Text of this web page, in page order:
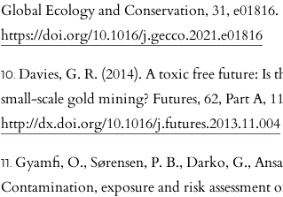
Global Ecology and Conservation, 31, e01816.
https://doi.org/10.1016/j.gecco.2021.e01816
Davies, G. R. (2014). A toxic free future: Is
small-scale gold mining? Futures, 62, Part A,
http://dx.doi.org/10.1016/j.futures.2013.11.004
Gyamfi, O., Sørensen, P. B., Darko, G.,
Contamination, exposure and risk